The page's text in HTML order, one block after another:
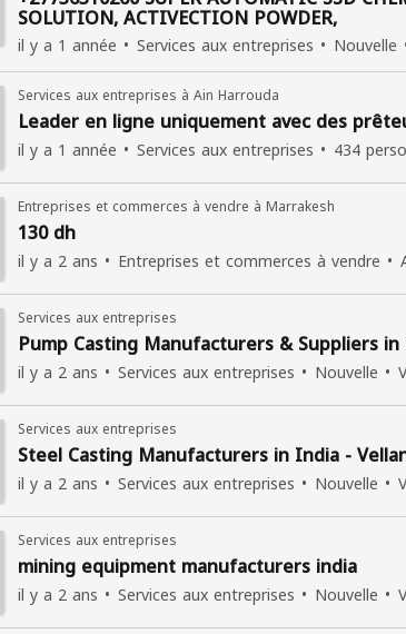
SOLUTION, ACTIVECTION POWDER,
il y a 1 année Services aux entreprises Nouvelle
Services aux entreprises à Ain Harrouda
Leader en ligne uniquement avec des
il y a 1 année Services aux entreprises 434
Entreprises et commerces à vendre à Marrakesh
130 dh
il y a 2 ans Entreprises et commerces à vendre
Services aux entreprises
Pump Casting Manufacturers & Suppliers
il y a 2 ans Services aux entreprises Nouvelle
Services aux entreprises
Steel Casting Manufacturers in India -
il y a 2 ans Services aux entreprises Nouvelle
Services aux entreprises
mining equipment manufacturers india
il y a 2 ans Services aux entreprises Nouvelle